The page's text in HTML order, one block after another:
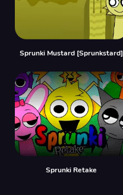
Sprunki Mustard [Sprunkstard]
Sprunki Retake